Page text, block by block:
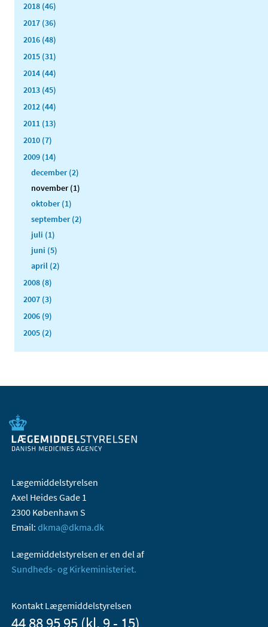
2018 (46)
2017 (36)
2016 (48)
2015 (31)
2014 (44)
2013 (45)
2012 (44)
2011 (13)
2010 (7)
2009 (14)
december (2)
november (1)
oktober (1)
september (2)
juli (1)
juni (5)
april (2)
2008 (8)
2007 (3)
2006 (9)
2005 (2)
Lægemiddelstyrelsen
Axel Heides Gade 1
2300 København S
Email: dkma@dkma.dk
Lægemiddelstyrelsen er en del af
Sundheds- og Kirkeministeriet.
Kontakt Lægemiddelstyrelsen
44 88 95 95 (kl. 9 - 15)